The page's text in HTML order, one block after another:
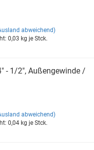
abweichend)
0,03 kg je Stck.
- 1/2", Au­ßen­ge­win­de /
abweichend)
0,04kg je Stck.